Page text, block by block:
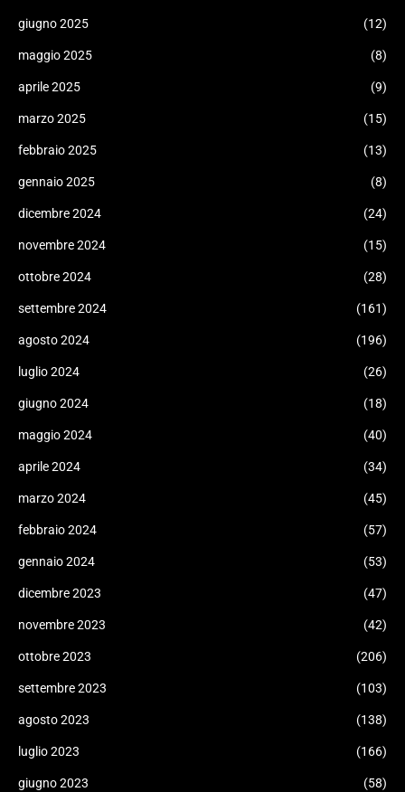
giugno 2025 (12)
maggio 2025 (8)
aprile 2025 (9)
marzo 2025 (15)
febbraio 2025 (13)
gennaio 2025 (8)
dicembre 2024 (24)
novembre 2024 (15)
ottobre 2024 (28)
settembre 2024 (161)
agosto 2024 (196)
luglio 2024 (26)
giugno 2024 (18)
maggio 2024 (40)
aprile 2024 (34)
marzo 2024 (45)
febbraio 2024 (57)
gennaio 2024 (53)
dicembre 2023 (47)
novembre 2023 (42)
ottobre 2023 (206)
settembre 2023 (103)
agosto 2023 (138)
luglio 2023 (166)
giugno 2023 (58)